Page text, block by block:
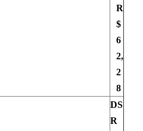
R
$
6
2,
2
8
DS
R